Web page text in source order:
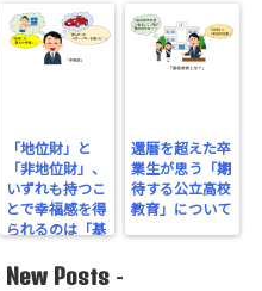
「地位財」と
「非地位財」、
いずれも持つこ
とで幸福感を得
られるのは「基
き
還暦を超えた卒
業生が思う「期
待する公立高校
教育」について
New Posts -